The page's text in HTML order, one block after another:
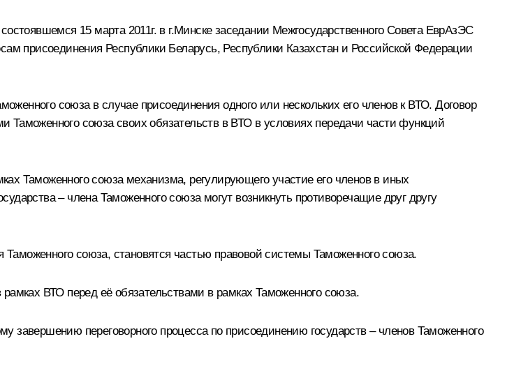
15 марта 2011г. в г.Минске заседании Межгосударственного Совета ЕврАзЭС
присоединения Республики Беларусь, Республики Казахстан и Российской Федерации
союза в случае присоединения одного или нескольких его членов к ВТО. Договор
Таможенного союза своих обязательств в ВТО в условиях передачи части функций
Таможенного союза механизма, регулирующего участие его членов в иных
– члена Таможенного союза могут возникнуть противоречащие друг другу
союза, становятся частью правовой системы Таможенного союза.
ВТО перед её обязательствами в рамках Таможенного союза.
завершению переговорного процесса по присоединению государств – членов Таможенного